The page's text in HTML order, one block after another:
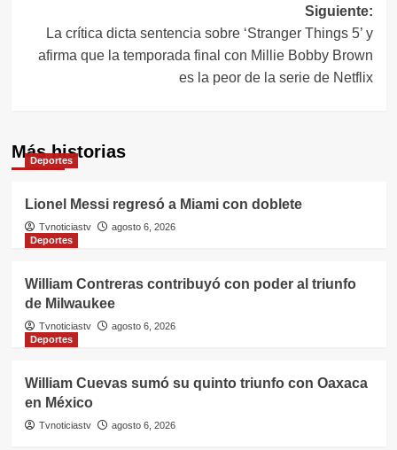
Siguiente:
La crítica dicta sentencia sobre ‘Stranger Things 5’ y
afirma que la temporada final con Millie Bobby Brown
es la peor de la serie de Netflix
Más historias
Deportes
Lionel Messi regresó a Miami con doblete
Tvnoticiastv
agosto 6, 2026
Deportes
William Contreras contribuyó con poder al triunfo
de Milwaukee
Tvnoticiastv
agosto 6, 2026
Deportes
William Cuevas sumó su quinto triunfo con Oaxaca
en México
Tvnoticiastv agosto 6, 2026